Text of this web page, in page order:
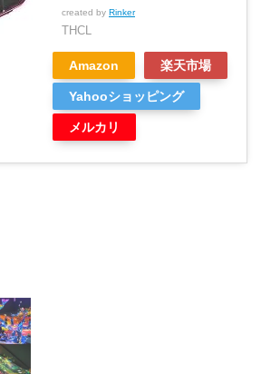
created by Rinker
THCL
Amazon 楽天市場
Yahooショッピング
メルカリ